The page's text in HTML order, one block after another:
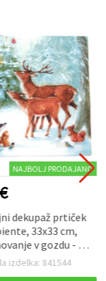
NAJBOLJ PRODAJANO
dekupaž prtiček
33x33 cm,
v gozdu - 1
kos
izdelka: 841544